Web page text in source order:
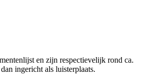
en zijn respectievelijk rond ca.
ingericht als luisterplaats.